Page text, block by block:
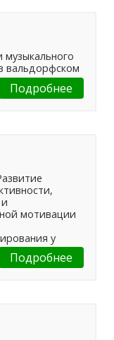
музыкального
вальдорфском
Подробнее
мотивации
у
Подробнее